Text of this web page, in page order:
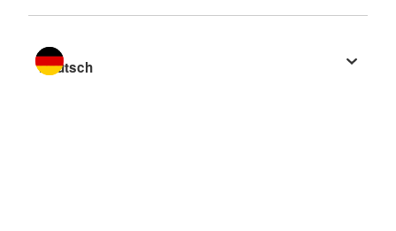
Sprache wechseln zu